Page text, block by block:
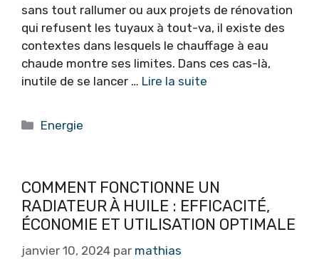
sans tout rallumer ou aux projets de rénovation
qui refusent les tuyaux à tout-va, il existe des
contextes dans lesquels le chauffage à eau
chaude montre ses limites. Dans ces cas-là,
inutile de se lancer … Lire la suite
Catégories
Energie
COMMENT FONCTIONNE UN
RADIATEUR À HUILE : EFFICACITÉ,
ÉCONOMIE ET UTILISATION OPTIMALE
janvier 10, 2024 par mathias